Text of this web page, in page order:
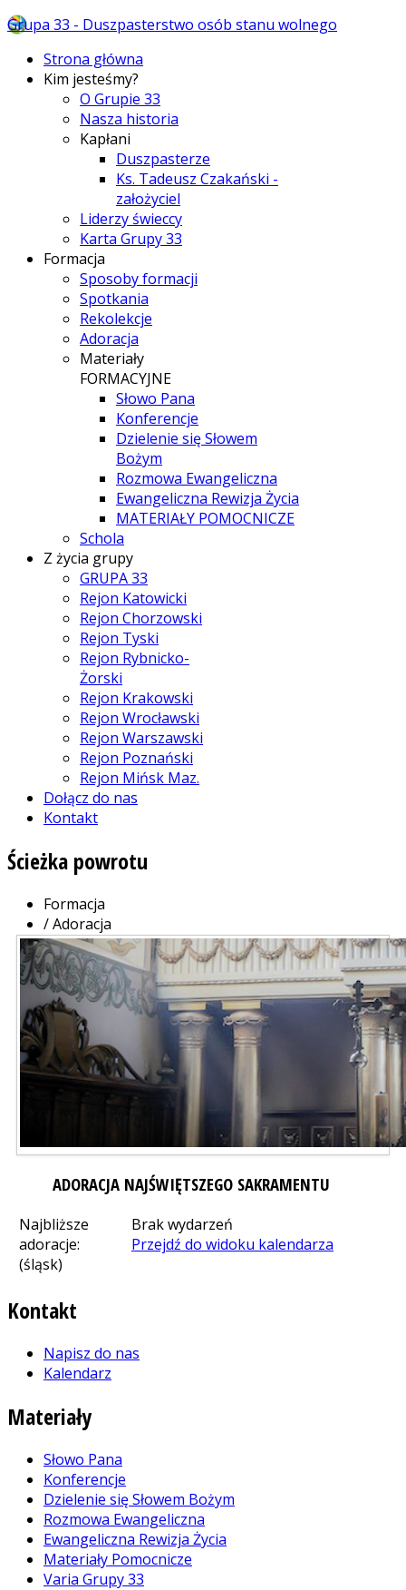
Grupa 33 - Duszpasterstwo osób stanu wolnego
Strona główna
Kim jesteśmy?
O Grupie 33
Nasza historia
Kapłani
Duszpasterze
Ks. Tadeusz Czakański -
założyciel
Liderzy świeccy
Karta Grupy 33
Formacja
Sposoby formacji
Spotkania
Rekolekcje
Adoracja
Materiały
FORMACYJNE
Słowo Pana
Konferencje
Dzielenie się Słowem
Bożym
Rozmowa Ewangeliczna
Ewangeliczna Rewizja Życia
MATERIAŁY POMOCNICZE
Schola
Z życia grupy
GRUPA 33
Rejon Katowicki
Rejon Chorzowski
Rejon Tyski
Rejon Rybnicko-
Żorski
Rejon Krakowski
Rejon Wrocławski
Rejon Warszawski
Rejon Poznański
Rejon Mińsk Maz.
Dołącz do nas
Kontakt
Ścieżka powrotu
Formacja
/Adoracja
ADORACJA NAJŚWIĘTSZEGO SAKRAMENTU
Najbliższe
adoracje:
(śląsk)
Brak wydarzeń
Przejdź do widoku kalendarza
Kontakt
Napisz do nas
Kalendarz
Materiały
Słowo Pana
Konferencje
Dzielenie się Słowem Bożym
Rozmowa Ewangeliczna
Ewangeliczna Rewizja Życia
Materiały Pomocnicze
Varia Grupy 33